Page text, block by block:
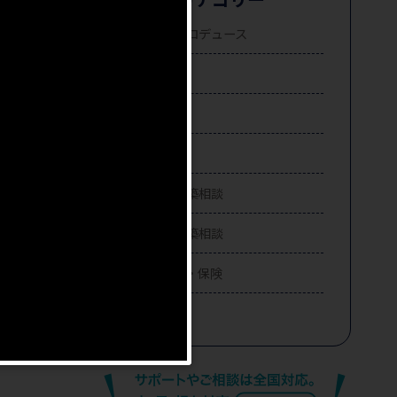
事業転換プロデュース
注文住宅建築相談
賃貸住宅建築相談
住宅ローン・保険